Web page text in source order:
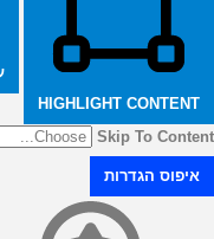
HIGHLIGHT CONTENT
Skip To Content
איפוס הגדרות